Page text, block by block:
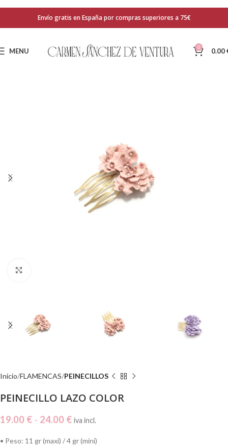
Envío gratis en España por compras superiores a 75€
MENU 0 0.00
Inicio FLAMENCAS PEINECILLOS
PEINECILLO LAZO COLOR
19.00 € - 24.00 € iva incl.
•⁠ ⁠Peso: 11 gr (maxi) / 4 gr (mini)